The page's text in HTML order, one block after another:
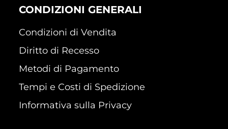
CONDIZIONI GENERALI
Condizioni di Vendita
Diritto di Recesso
Metodi di Pagamento
Tempi e Costi di Spedizione
Informativa sulla Privacy